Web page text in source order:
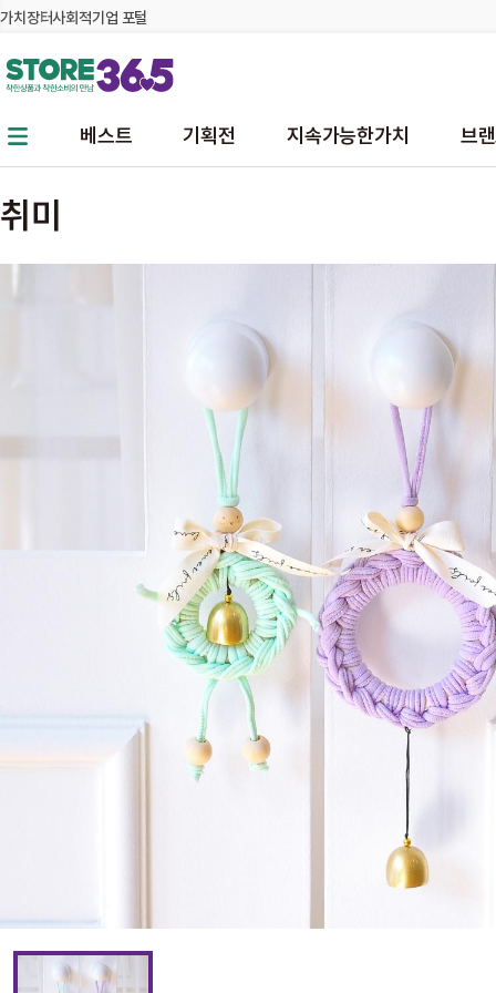
본문 바로가기 주메뉴 바로가기
가치장터사회적기업 포털
베스트 기획전 지속가능한가치 브
취미